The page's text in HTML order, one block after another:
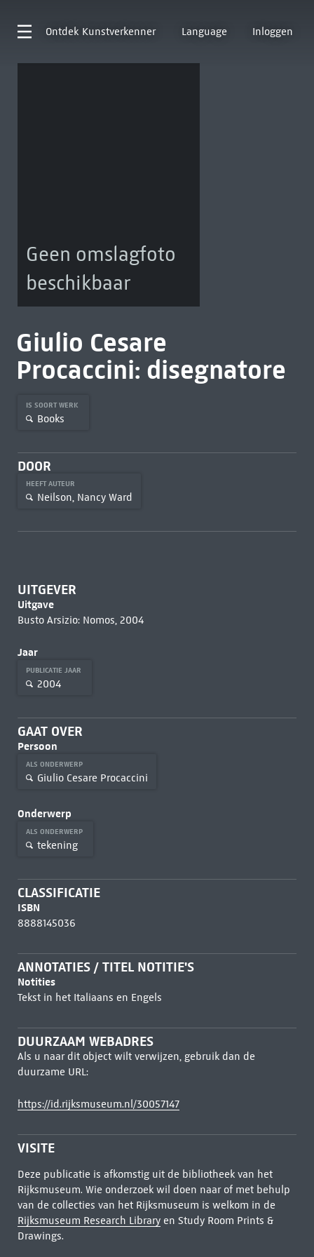
Ontdek Kunstverkenner Language Inloggen
Geen omslagfoto
beschikbaar
Giulio Cesare
Procaccini: disegnatore
IS SOORT WERK
Books
DOOR
HEEFT AUTEUR
Neilson, Nancy Ward
UITGEVER
Uitgave
Busto Arsizio: Nomos, 2004
Jaar
PUBLICATIE JAAR
2004
GAAT OVER
Persoon
ALS ONDERWERP
Giulio Cesare Procaccini
Onderwerp
ALS ONDERWERP
tekening
CLASSIFICATIE
ISBN
8888145036
ANNOTATIES / TITEL NOTITIE'S
Notities
Tekst in het Italiaans en Engels
DUURZAAM WEBADRES
Als u naar dit object wilt verwijzen, gebruik dan de
duurzame URL:
https://id.rijksmuseum.nl/30057147
VISITE
Deze publicatie is afkomstig uit de bibliotheek van het
Rijksmuseum. Wie onderzoek wil doen naar of met behulp
van de collecties van het Rijksmuseum is welkom in de
Rijksmuseum Research Libraryen Study Room Prints &
Drawings.